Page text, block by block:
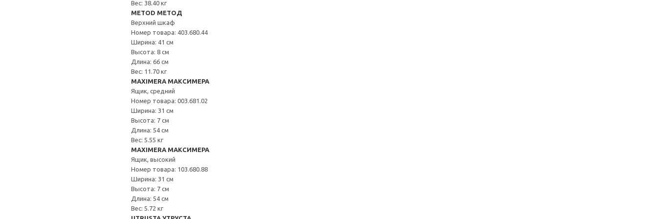
Вес: 38.40 кг
METOD МЕТОД
Верхний шкаф
Номер товара: 403.680.44
Ширина: 41 см
Высота: 8 см
Длина: 66 см
Вес: 11.70 кг
MAXIMERA МАКСИМЕРА
Ящик, средний
Номер товара: 003.681.02
Ширина: 31 см
Высота: 7 см
Длина: 54 см
Вес: 5.55 кг
MAXIMERA МАКСИМЕРА
Ящик, высокий
Номер товара: 103.680.88
Ширина: 31 см
Высота: 7 см
Длина: 54 см
Вес: 5.72 кг